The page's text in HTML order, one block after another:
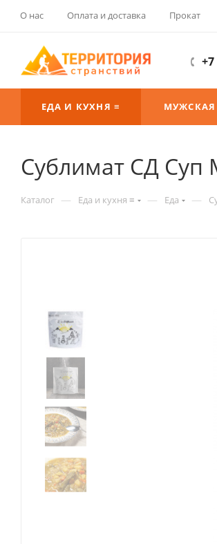
О нас Оплата и доставка Прокат
+7
ЕДА И КУХНЯ ≡
Сублимат СД Суп
Каталог — Еда и кухня ≡ — Еда —